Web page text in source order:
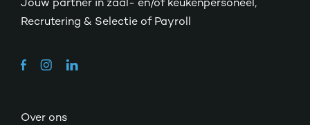
Jouw partner in zaal- en/of keukenpersoneel,
Recrutering & Selectie of Payroll
Over ons